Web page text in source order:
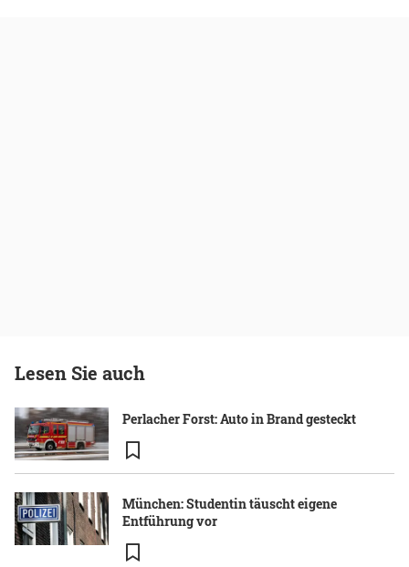
Lesen Sie auch
Perlacher Forst: Auto in Brand gesteckt
München: Studentin täuscht eigene
Entführung vor